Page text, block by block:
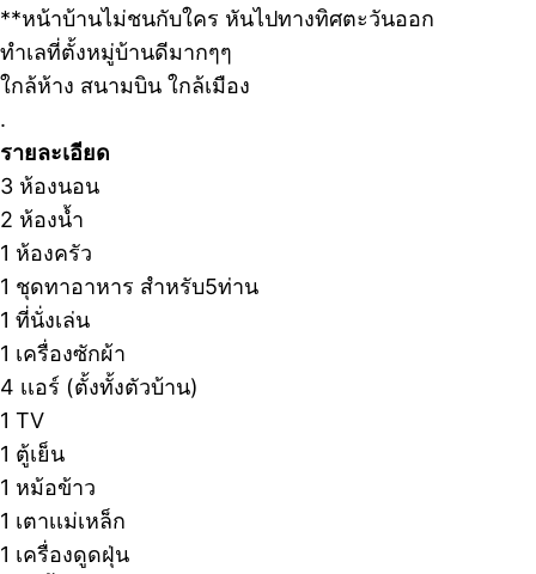
**หน้าบ้านไม่ชนกับใคร หันไปทางทิศตะวันออก
ทำเลที่ตั้งหมู่บ้านดีมากๆๆ
ใกล้ห้าง สนามบิน ใกล้เมือง
.
รายละเอียด
3 ห้องนอน
2 ห้องน้ำ
1 ห้องครัว
1 ชุดทาอาหาร สำหรับ5ท่าน
1 ที่นั่งเล่น
1 เครื่องซักผ้า
4 เเอร์ (ตั้งทั้งตัวบ้าน)
1 TV
1 ตู้เย็น
1 หม้อข้าว
1 เตาเเม่เหล็ก
1 เครื่องดูดฝุ่น